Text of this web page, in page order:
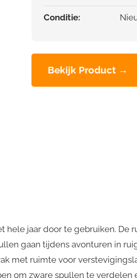
Conditie:
Bekijk Product →
jaar door te gebruiken. De
gaan tijdens avonturen in
met ruimte voor
om zware spullen te verdelen